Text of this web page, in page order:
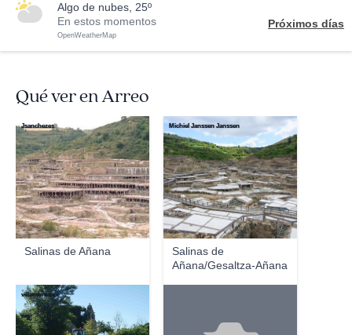
algo de nubes, 25º
En estos momentos
OpenWeatherMap
Próximos días
Qué ver en Arreo
Salinas de Añana
Jsanchezes
Salinas de
Añana/Gesaltza-Añana
Michiel Janssen Janssen
villambrosa